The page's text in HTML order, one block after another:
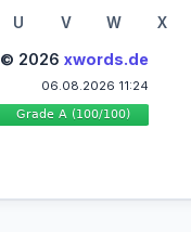
U V W X
© 2026 xwords.de
06.08.2026 11:24